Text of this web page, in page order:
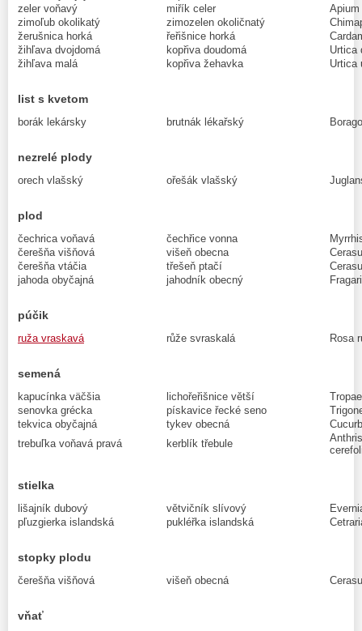
zeler voňavý
miřík celer
Apium
zimoľub okolikatý
zimozelen okoličnatý
žerušnica horká
řeřišnice horká
žihľava dvojdomá
kopřiva doudomá
Urtica
žihľava malá
kopřiva žehavka Urtica
list s kvetom
borák lekársky brutnák lékařský
nezrelé plody
orech vlašský ořešák vlašský
plod
čechrica voňavá čechřice vonna
čerešňa višňová
višeň obecna
čerešňa vtáčia
třešeň ptačí
jahoda obyčajná
jahodník obecný
púčik
ruža vraskavá růže svraskalá Rosa
semená
kapucínka väčšia lichořeřišnice větší
senovka grécka
pískavice řecké seno
tekvica obyčajná
tykev obecná
trebuľka voňavá pravá
kerblík třebule
stielka
lišajník dubový větvičník slívový
pľuzgierka islandská
pukléřka islandská
stopky plodu
čerešňa višňová višeň obecná
vňať